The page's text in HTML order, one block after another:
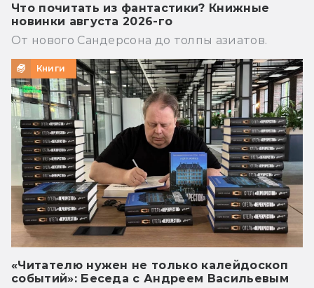
Что почитать из фантастики? Книжные
новинки августа 2026-го
От нового Сандерсона до толпы азиатов.
Книги
«Читателю нужен не только калейдоскоп
событий»: Беседа с Андреем Васильевым